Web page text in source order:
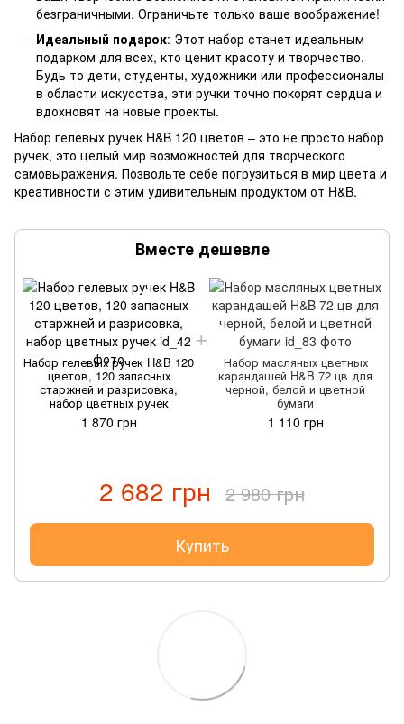
безграничными. Ограничьте только ваше воображение!
Идеальный подарок: Этот набор станет идеальным
подарком для всех, кто ценит красоту и творчество.
Будь то дети, студенты, художники или профессионалы
в области искусства, эти ручки точно покорят сердца и
вдохновят на новые проекты.
Набор гелевых ручек H&B 120 цветов – это не просто набор
ручек, это целый мир возможностей для творческого
самовыражения. Позвольте себе погрузиться в мир цвета и
креативности с этим удивительным продуктом от H&B.
Вместе дешевле
Набор гелевых ручек H&B 120
цветов, 120 запасных
старжней и разрисовка,
набор цветных ручек
1 870 грн
Набор масляных цветных
карандашей H&B 72 цв для
черной, белой и цветной
бумаги
1 110 грн
2 682 грн 2 980 грн
Купить